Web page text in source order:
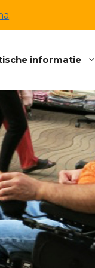
.
informatie